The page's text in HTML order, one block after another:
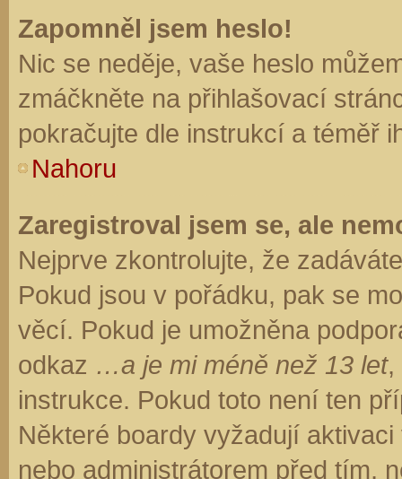
Zapomněl jsem heslo!
Nic se neděje, vaše heslo
zmáčkněte na přihlašovací
pokračujte dle instrukcí a téměř
Nahoru
Zaregistroval jsem se, ale
Nejprve zkontrolujte, že
Pokud jsou v pořádku, pak se
věcí. Pokud je umožněna
odkaz …a je mi méně než 13 let,
instrukce. Pokud toto není ten
Některé boardy vyžadují
nebo administrátorem před tím,